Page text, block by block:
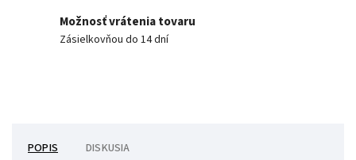
Možnosť vrátenia tovaru
Zásielkovňou do 14 dní
POPIS DISKUSIA